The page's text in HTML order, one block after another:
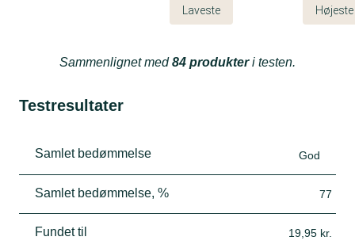
Laveste Højeste
Sammenlignet med84 produkteri testen.
Testresultater
Samlet bedømmelse God
Samlet bedømmelse, % 77
Fundet til 19,95 kr.